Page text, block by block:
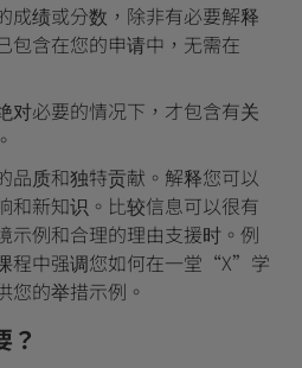
成绩或分数，除非有必要解释
包含在您的申请中，无需在
对必要的情况下，才包含有关
品质和独特贡献。解释您可以
和新知识。比较信息可以很有
示例和合理的理由支援时。例
程中强调您如何在一堂“X”学
您的举措示例。
？